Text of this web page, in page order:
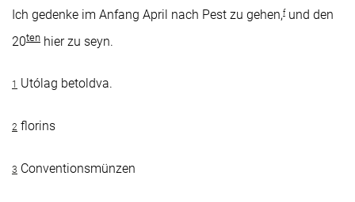
Ich gedenke im Anfang April nach Pest zu gehen,fund den
20ten hier zu seyn.
1 Utólag betoldva.
2 florins
3 Conventionsmünzen